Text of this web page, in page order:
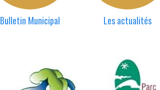
Bulletin Municipal Les actualités